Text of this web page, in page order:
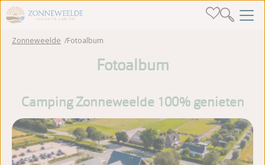
Zonneweelde Fotoalbum
Fotoalbum
Camping Zonneweelde 100% genieten